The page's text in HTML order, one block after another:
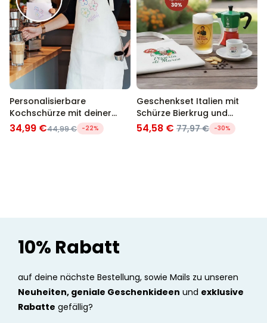
Personalisierbare
Kochschürze mit deiner
Zeichnung
34,99 €44,99 € -22%
Geschenkset Italien mit
Schürze Bierkrug und
Espresso Tasse
54,58 € 77,97 € -30%
10% Rabatt
auf deine nächste Bestellung, sowie Mails zu unseren
Neuheiten, geniale Geschenkideen und exklusive
Rabatte gefällig?